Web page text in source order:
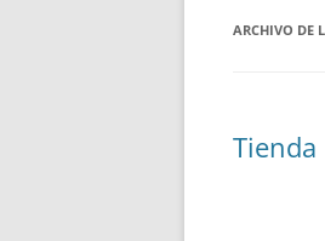
ARCHIVO DE
Tienda